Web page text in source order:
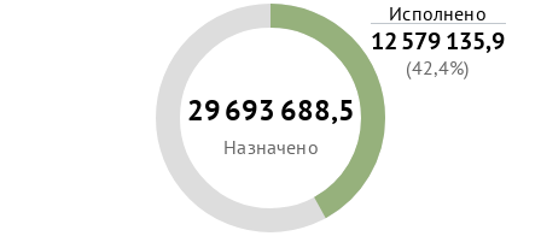
Исполнено
12 579 135,9
(42,4%)
29 693 688,5
Назначено